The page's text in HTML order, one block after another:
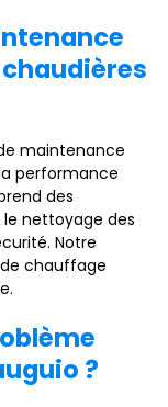
maintenance
performance
des
nettoyage des
Notre
chauffage
?